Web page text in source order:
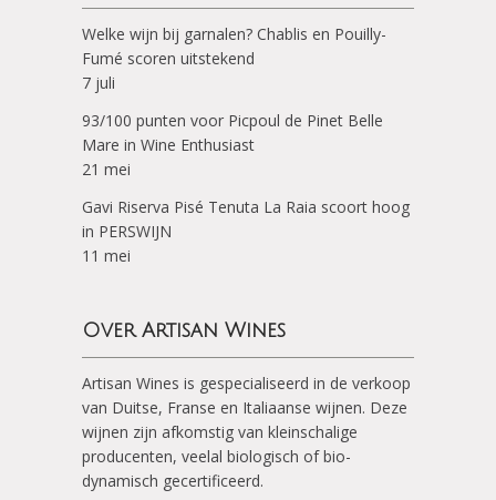
Welke wijn bij garnalen? Chablis en Pouilly-
Fumé scoren uitstekend
7 juli
93/100 punten voor Picpoul de Pinet Belle
Mare in Wine Enthusiast
21 mei
Gavi Riserva Pisé Tenuta La Raia scoort hoog
in PERSWIJN
11 mei
Over Artisan Wines
Artisan Wines is gespecialiseerd in de verkoop
van Duitse, Franse en Italiaanse wijnen. Deze
wijnen zijn afkomstig van kleinschalige
producenten, veelal biologisch of bio-
dynamisch gecertificeerd.